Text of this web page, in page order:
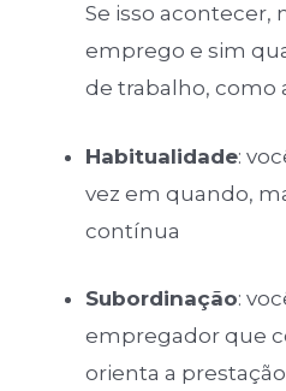
Se isso acontecer,
emprego e sim
de trabalho, como
Habitualidade:
vez em quando,
contínua
Subordinação:
empregador que
orienta a